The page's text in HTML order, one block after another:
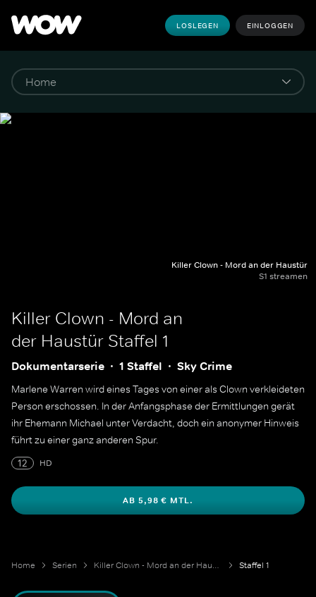
LOSLEGEN EINLOGGEN
Killer Clown - Mord an der Haustür
S1 streamen
Killer Clown - Mord an
der Haustür Staffel 1
Dokumentarserie 1 Staffel Sky Crime
Marlene Warren wird eines Tages von einer als Clown verkleideten
Person erschossen. In der Anfangsphase der Ermittlungen gerät
ihr Ehemann Michael unter Verdacht, doch ein anonymer Hinweis
führt zu einer ganz anderen Spur.
12
HD
AB 5,98 € MTL.
Home Serien Killer Clown - Mord an der Haustür Staffel 1